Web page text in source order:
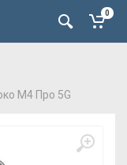
0
М4 Про 5G